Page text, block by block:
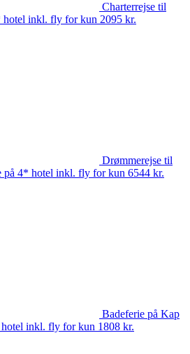
Charterrejse til
hotel inkl. fly for kun 2095 kr.
Drømmerejse til
på 4* hotel inkl. fly for kun 6544 kr.
Badeferie på Kap
inkl. fly for kun 1808 kr.